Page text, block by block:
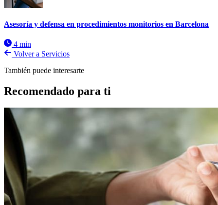
Asesoría y defensa en procedimientos monitorios en Barcelona
4 min
Volver a Servicios
También puede interesarte
Recomendado para ti